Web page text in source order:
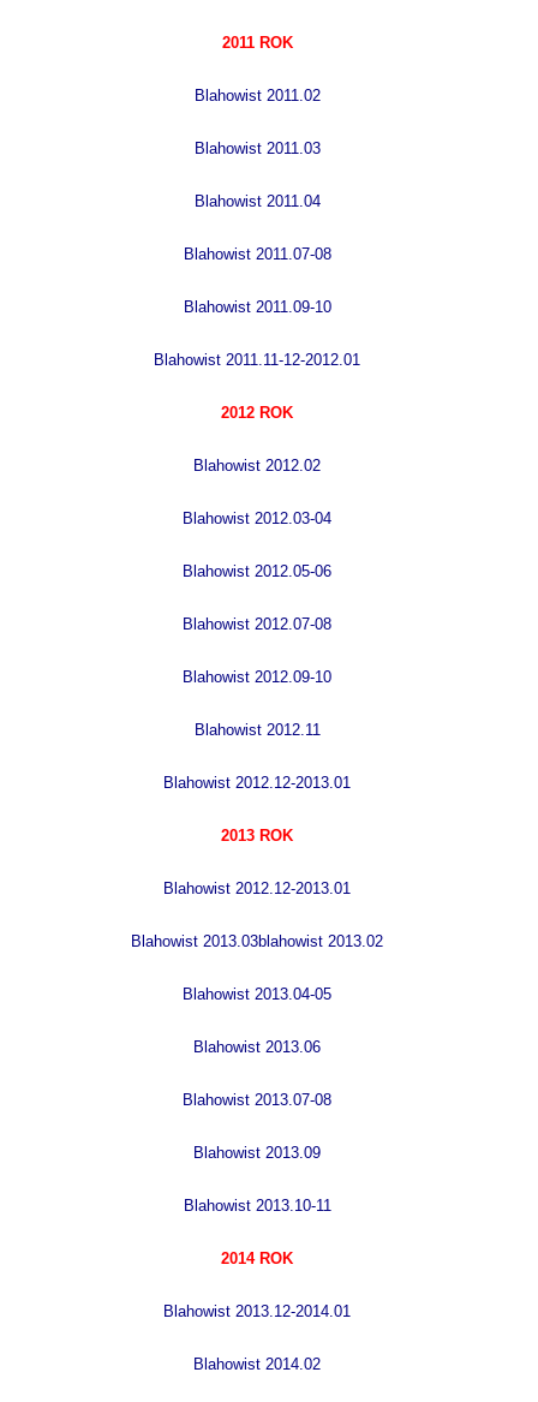
2011 ROK
Blahowist 2011.02
B lahowist 2011.03
B lahowist 2011.04
B lahowist 2011.07-08
Blahowist 2011.09-10
Blahowist 2011.11-12-2012.01
2012 ROK
Blahowist 2012.02
Blahowist 2012.03-04
Blahowist 2012.05-06
B lahowist 2012.07-08
B lahowist 2012.09-10
B lahowist 2012.11
B lahowist 2012.12-2013.01
2013 ROK
B lahowist 2012.12-2013.01
B lahowist 2013.03blahowist 2013.02
B lahowist 2013.04-05
B lahowist 2013.06
B lahowist 2013.07-08
B lahowist 2013.09
B lahowist 2013.10-11
2014 ROK
B lahowist 2013.12-2014.01
B lahowist 2014.02